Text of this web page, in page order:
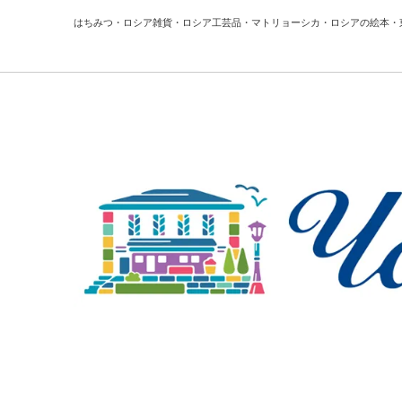
はちみつ・ロシア雑貨・ロシア工芸品・マトリョーシカ・ロシアの絵本